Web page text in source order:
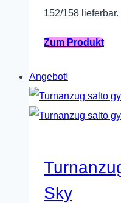
152/158
Zum Produkt
Angebot!
Sky